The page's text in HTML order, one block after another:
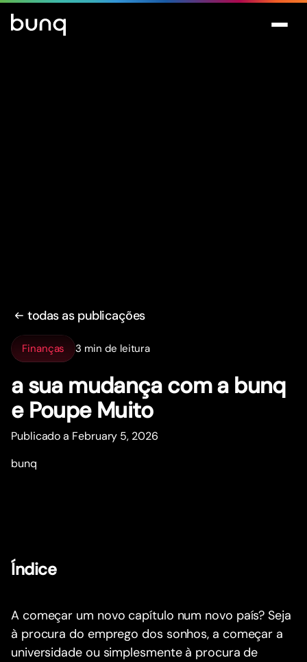
todas as publicações
Finanças 3 min de leitura
a sua mudança com a bunq
e Poupe Muito
Publicado a February 5, 2026
bunq
Índice
A começar um novo capítulo num novo país? Seja
à procura do emprego dos sonhos, a começar a
universidade ou simplesmente à procura de